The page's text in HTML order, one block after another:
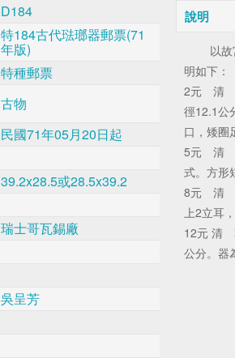
D184
特184古代琺瑯器郵票(71
年版)
特種郵票
古物
民國71年05月20日起
39.2x28.5或28.5x39.2
瑞士哥瓦錫廠
吳呈芳
說明
以故宮
明如下：
2元 清
徑12.1公
口，矮圈
5元 清
式。方形
8元 清
上2立耳
12元 清
公分。器